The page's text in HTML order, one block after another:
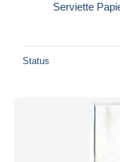
Serviette
Status